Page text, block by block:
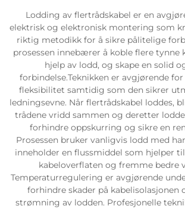
Lodding av flertrådskabel er en
elektrisk og elektronisk montering som
riktig metodikk for å sikre pålitelige
prosessen innebærer å koble flere tynne
hjelp av lodd, og skape en solid
forbindelse.Teknikken er avgjørende
fleksibilitet samtidig som den sikrer
ledningsevne. Når flertrådskabel loddes,
trådene vridd sammen og deretter
forhindre oppskurring og sikre en
Prosessen bruker vanligvis lodd med
inneholder en flussmiddel som hjelper
kabeloverflaten og fremme bedre
Temperaturregulering er avgjørende
forhindre skader på kabelisolasjonen
strømning av lodden. Profesjonelle